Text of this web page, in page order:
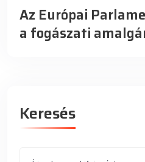
Keresés
Az Európai
a fogászati